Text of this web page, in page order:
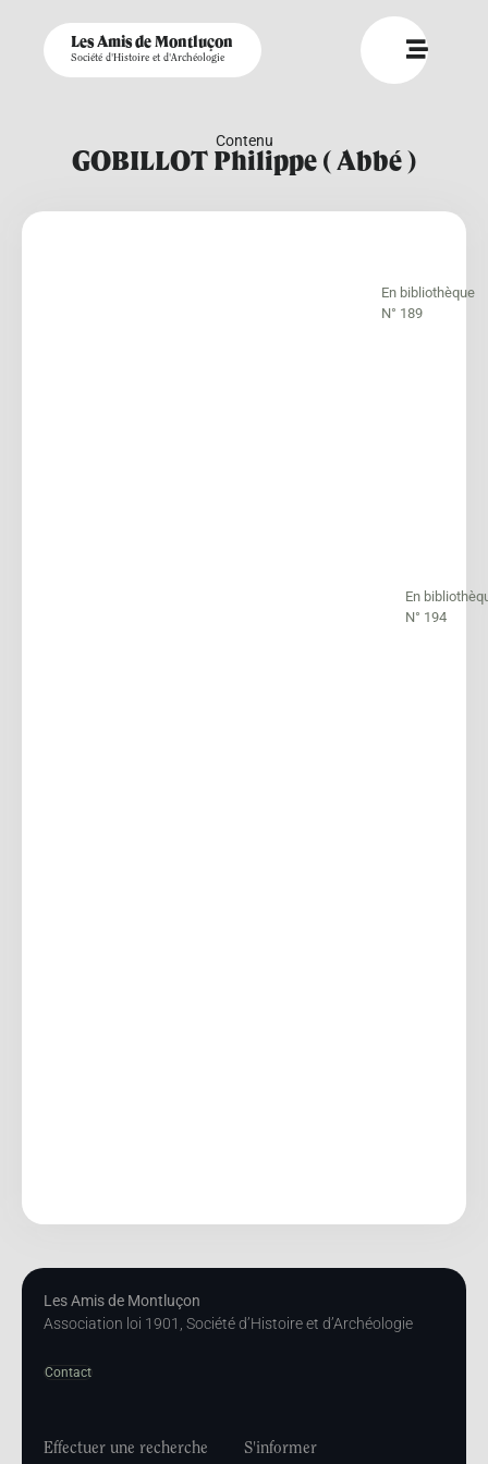
Les Amis de Montluçon
Société d'Histoire et d'Archéologie
Contenu
GOBILLOT Philippe ( Abbé )
En bibliothèque
N° 189
En
N° 194
Les Amis de Montluçon
Association loi 1901, Société d’Histoire et d’Archéologie
Contact
Effectuer une recherche S'informer